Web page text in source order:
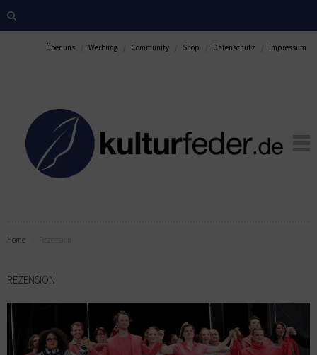
Über uns Werbung Community Shop Datenschutz Impressum
Home
REZENSION